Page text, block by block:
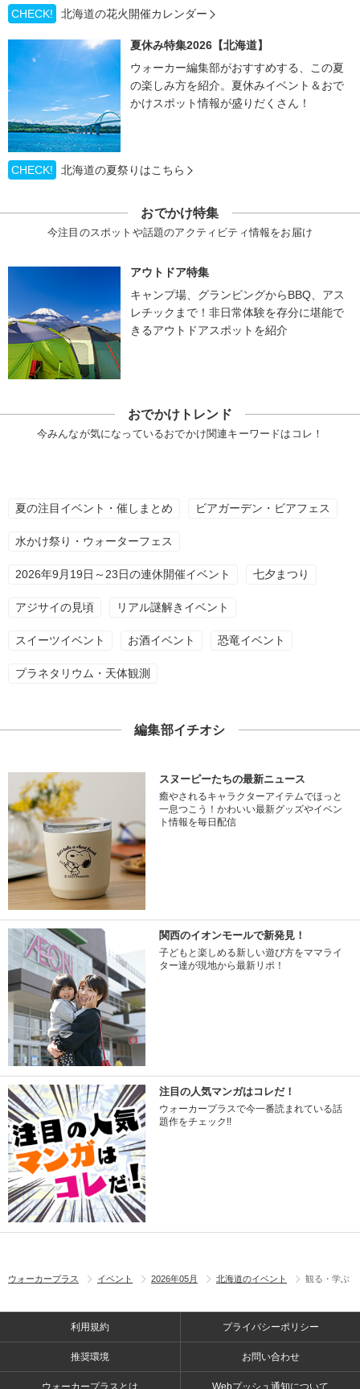
CHECK!
北海道の花火開催カレンダー
夏休み特集2026【北海道】
ウォーカー編集部がおすすめする、この夏
の楽しみ方を紹介。夏休みイベント＆おで
かけスポット情報が盛りだくさん！
CHECK! 北海道の夏祭りはこちら
おでかけ特集
今注目のスポットや話題のアクティビティ情報をお届け
アウトドア特集
キャンプ場、グランピングからBBQ、アス
レチックまで！非日常体験を存分に堪能で
きるアウトドアスポットを紹介
おでかけトレンド
今みんなが気になっているおでかけ関連キーワードはコレ！
夏の注目イベント・催しまとめ ビアガーデン・ビアフェス
水かけ祭り・ウォーターフェス
2026年9月19日～23日の連休開催イベント 七夕まつり
アジサイの見頃 リアル謎解きイベント
スイーツイベント お酒イベント 恐竜イベント
プラネタリウム・天体観測
編集部イチオシ
スヌーピーたちの最新ニュース
癒やされるキャラクターアイテムでほっと
一息つこう！かわいい最新グッズやイベン
ト情報を毎日配信
関西のイオンモールで新発見！
子どもと楽しめる新しい遊び方をママライ
ター達が現地から最新リポ！
注目の人気マンガはコレだ！
ウォーカープラスで今一番読まれている話
題作をチェック!!
ウォーカープラス イベント 2026年05月 北海道のイベント 観る・学ぶ
利用規約 プライバシーポリシー
推奨環境 お問い合わせ